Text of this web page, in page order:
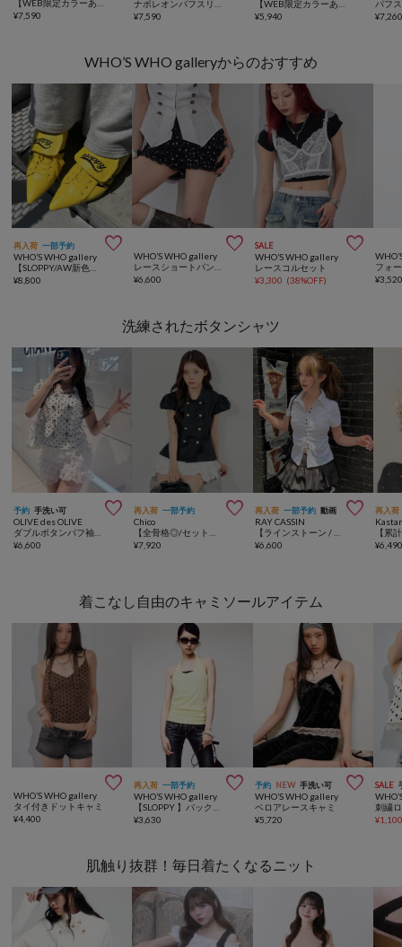
¥7,590
¥7,590
¥5,940 ¥
WHO’S WHO galleryからのおすすめ
再入荷 一部予約 
WHO’S WHO gallery
¥8,800

WHO’S WHO gallery
¥6,600
SALE 
WHO’S WHO gallery
レースコルセット
¥3,300 (38%OFF) ¥
洗練されたボタンシャツ
予約 手洗い可 
OLIVE des OLIVE
¥6,600
再入荷 一部予約 
Chico
¥7,920
再入荷 一部予約 動画 
RAY CASSIN
¥6,600
再入荷
¥
着こなし自由のキャミソールアイテム

WHO’S WHO gallery
タイ付きドットキャミ
¥4,400
再入荷 一部予約 
WHO’S WHO gallery
¥3,630
予約 NEW 手洗い可 
WHO’S WHO gallery
ベロアレースキャミ
¥5,720
SALE
¥
肌触り抜群！毎日着たくなるニット